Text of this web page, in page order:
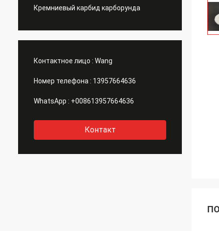
Кремниевый карбид карборунда
Контактное лицо : Wang
Номер телефона : 13957664636
WhatsApp : +008613957664636
Контакт